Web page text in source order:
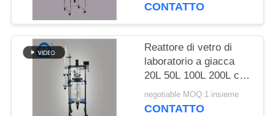
CONTATTO
Reattore di vetro di
laboratorio a giacca
20L 50L 100L 200L con
borosilicato 3.3 Vetro e
telaio in acciaio
negotiable MOQ:1 insieme
CONTATTO